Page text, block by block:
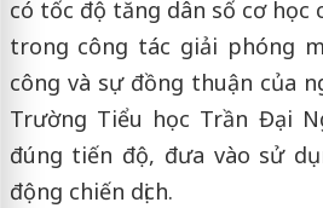
có tốc độ tăng dân số cơ học
trong công tác giải phóng
công và sự đồng thuận của
Trường Tiểu học Trần Đại
đúng tiến độ, đưa vào sử
động chiến dịch.